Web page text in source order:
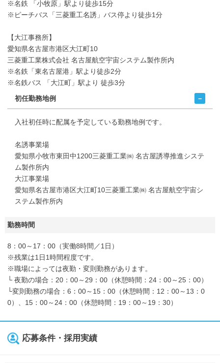
※名鉄 「小牧原」駅より徒歩15分
※ピーチバス「三菱重工名誘」バス停より徒歩1分
【大江事務所】
愛知県名古屋市港区大江町10
三菱重工業株式会社 名古屋航空宇宙システム製作所内
※名鉄「東名古屋港」駅より徒歩2分
※名鉄バス 「大江町」駅より 徒歩3分
初任勤務地例
入社初任時に配属を予定している勤務地例です。
名誘事業場
愛知県小牧市東田中1200三菱重工業㈱ 名古屋誘導推進システ
ム製作所内
大江事業場
愛知県名古屋市港区大江町10三菱重工業㈱ 名古屋航空宇宙シ
ステム製作所内
勤務時間
8：00～17：00（実働8時間／1日）
※残業は1日1時間程度です。
※職場によっては夜勤・変則勤務があります。
└ 夜勤の場合：20：00～29：00（休憩時間：24：00～25：00）
└変則勤務の場合：6：00～15：00（休憩時間：12：00～13：0
0）、15：00～24：00（休憩時間：19：00～19：30）
応募条件・採用実績